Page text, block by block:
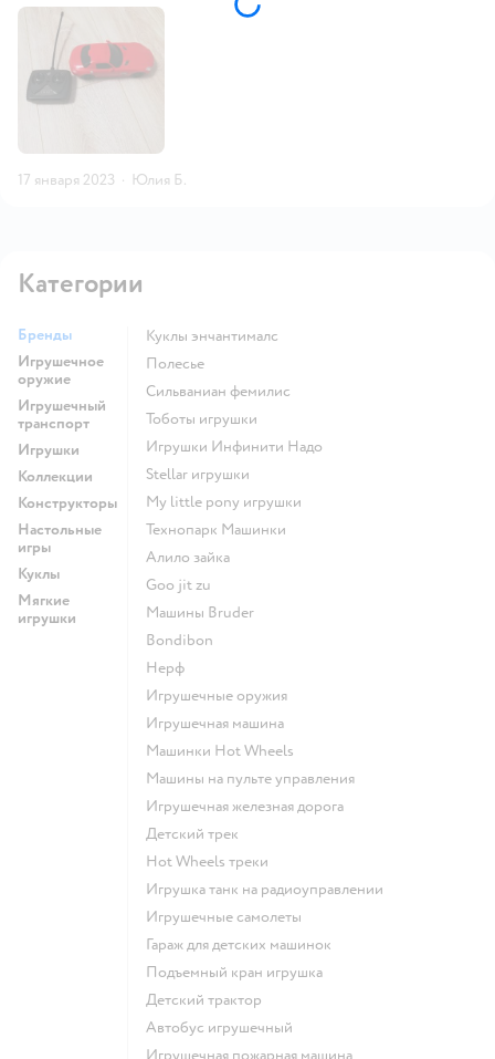
17 января 2023 · Юлия Б.
Категории
Бренды
Игрушечное
оружие
Игрушечный
транспорт
Игрушки
Коллекции
Конструкторы
Настольные
игры
Куклы
Мягкие
игрушки
Куклы энчантималс
Полесье
Сильваниан фемилис
Тоботы игрушки
Игрушки Инфинити Надо
Stellar игрушки
my little pony игрушки
Технопарк Машинки
Алило зайка
Goo jit zu
Машины Bruder
Bondibon
Нерф
Игрушечные оружия
Игрушечная машина
Машинки Hot Wheels
Машины на пульте управления
Игрушечная железная дорога
Детский трек
Hot Wheels треки
Игрушка танк на радиоуправлении
Игрушечные самолеты
Гараж для детских машинок
Подъемный кран игрушка
Детский трактор
Автобус игрушечный